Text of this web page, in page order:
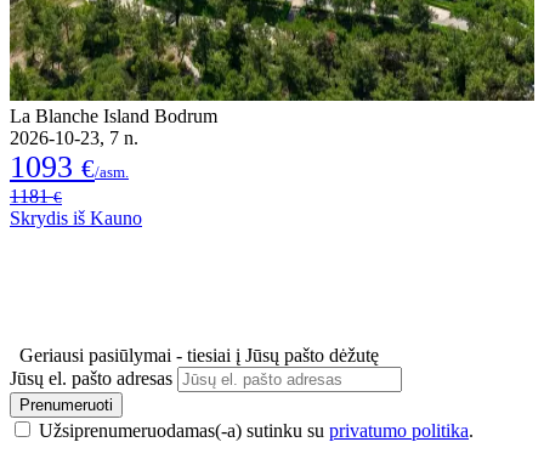
La Blanche Island Bodrum
2026-10-23, 7 n.
1093 €/asm.
1181€
Skrydis iš Kauno
Geriausi pasiūlymai - tiesiai į Jūsų pašto dėžutę
Jūsų el. pašto adresas
Prenumeruoti
Užsiprenumeruodamas(-a) sutinku su privatumo politika.